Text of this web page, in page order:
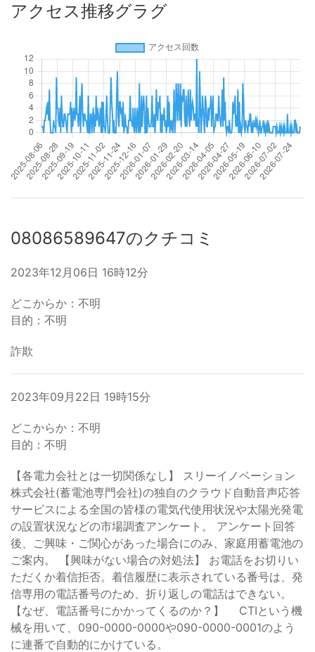
アクセス推移グラグ
08086589647のクチコミ
2023年12月06日 16時12分
どこからか：不明
目的：不明
詐欺
2023年09月22日 19時15分
どこからか：不明
目的：不明
【各電力会社とは一切関係なし】 スリーイノベーション
株式会社(蓄電池専門会社)の独自のクラウド自動音声応答
サービスによる全国の皆様の電気代使用状況や太陽光発電
の設置状況などの市場調査アンケート。 アンケート回答
後、ご興味・ご関心があった場合にのみ、家庭用蓄電池の
ご案内。 【興味がない場合の対処法】 お電話をお切りい
ただくか着信拒否。着信履歴に表示されている番号は、発
信専用の電話番号のため、折り返しの電話はできない。
【なぜ、電話番号にかかってくるのか？】 CTIという機
械を用いて、090-0000-0000や090-0000-0001のよう
に連番で自動的にかけている。